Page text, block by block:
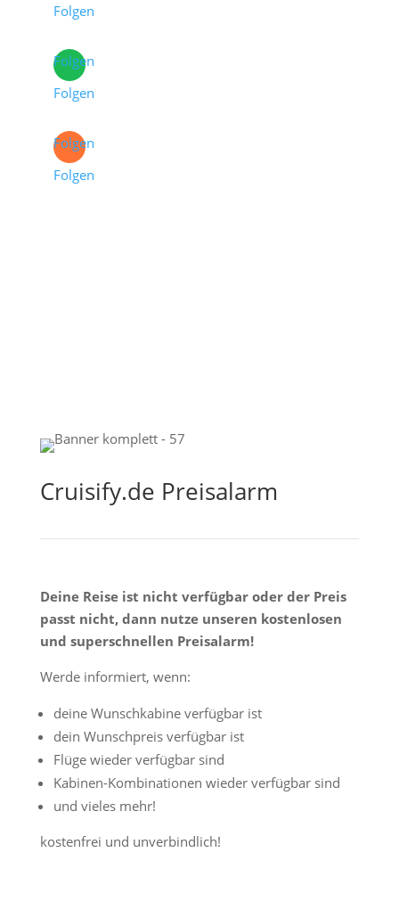
Folgen
Folgen
Folgen
Folgen
Folgen
Cruisify.de Preisalarm
Deine Reise ist nicht verfügbar oder der Preis
passt nicht, dann nutze unseren kostenlosen
und superschnellen Preisalarm!
Werde informiert, wenn:
deine Wunschkabine verfügbar ist
dein Wunschpreis verfügbar ist
Flüge wieder verfügbar sind
Kabinen-Kombinationen wieder verfügbar sind
und vieles mehr!
kostenfrei und unverbindlich!